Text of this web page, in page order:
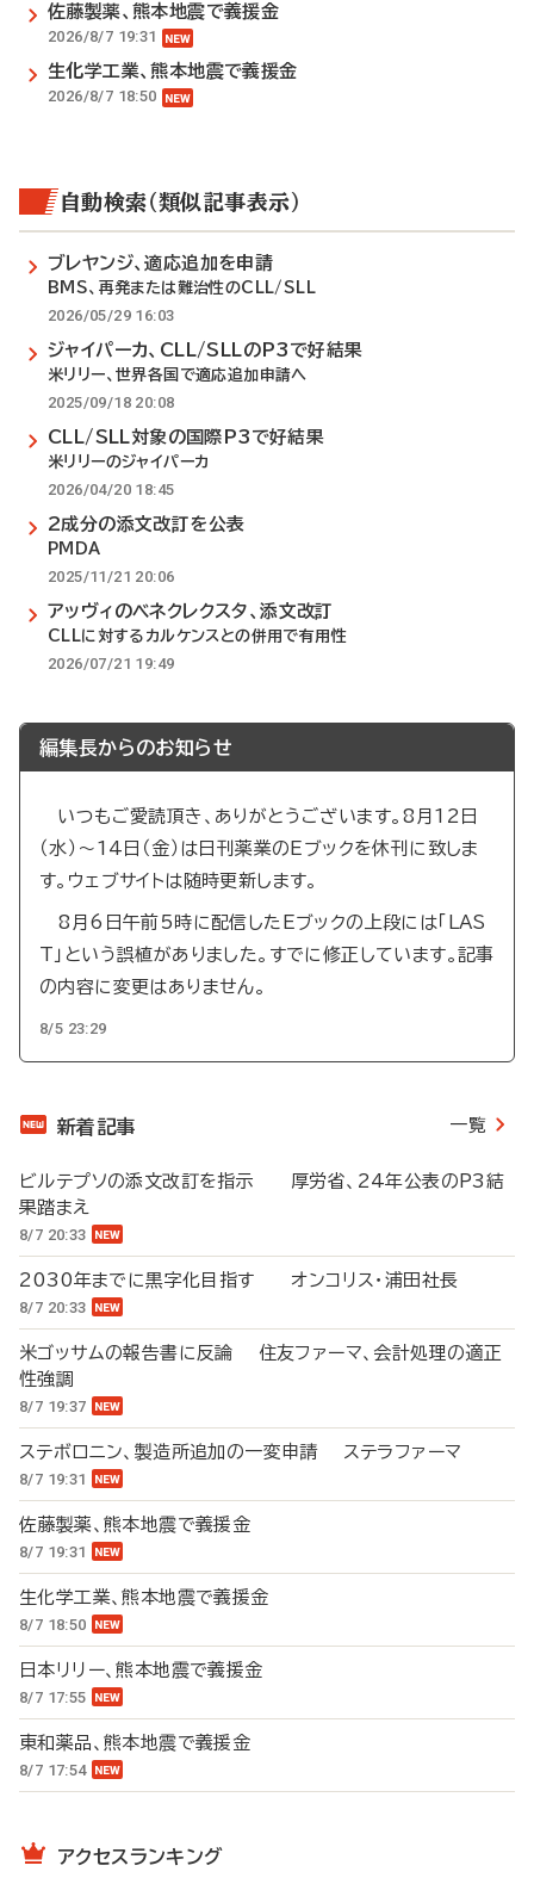
佐藤製薬、熊本地震で義援金
2026/8/7 19:31
生化学工業、熊本地震で義援金
2026/8/7 18:50
自動検索（類似記事表示）
ブレヤンジ、適応追加を申請
BMS、再発または難治性のCLL/SLL
2026/05/29 16:03
ジャイパーカ、CLL/SLLのP3で好結果
米リリー、世界各国で適応追加申請へ
2025/09/18 20:08
CLL/SLL対象の国際P3で好結果
米リリーのジャイパーカ
2026/04/20 18:45
2成分の添文改訂を公表
PMDA
2025/11/21 20:06
アッヴィのベネクレクスタ、添文改訂
CLLに対するカルケンスとの併用で有用性
2026/07/21 19:49
編集長からのお知らせ
いつもご愛読頂き、ありがとうございます。8月12日
（水）～14日（金）は日刊薬業のEブックを休刊に致しま
す。ウェブサイトは随時更新します。
8月6日午前5時に配信したEブックの上段には「LAS
T」という誤植がありました。すでに修正しています。記事
の内容に変更はありません。
8/5 23:29
新着記事 一覧
ビルテプソの添文改訂を指示 厚労省、24年公表のP3結
果踏まえ
8/7 20:33
2030年までに黒字化目指す オンコリス・浦田社長
8/7 20:33
米ゴッサムの報告書に反論 住友ファーマ、会計処理の適正
性強調
8/7 19:37
ステボロニン、製造所追加の一変申請 ステラファーマ
8/7 19:31
佐藤製薬、熊本地震で義援金
8/7 19:31
生化学工業、熊本地震で義援金
8/7 18:50
日本リリー、熊本地震で義援金
8/7 17:55
東和薬品、熊本地震で義援金
8/7 17:54
アクセスランキング